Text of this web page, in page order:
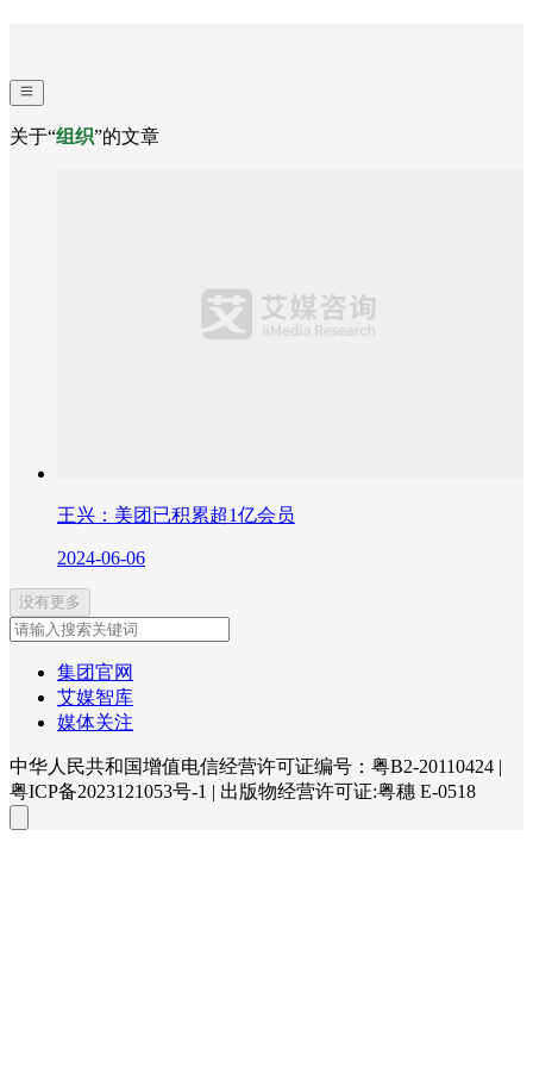
关于“组织”的文章
王兴：美团已积累超1亿会员
2024-06-06
没有更多
集团官网
艾媒智库
媒体关注
中华人民共和国增值电信经营许可证编号：粤B2-20110424
粤ICP备2023121053号-1
出版物经营许可证:粤穗 E-0518